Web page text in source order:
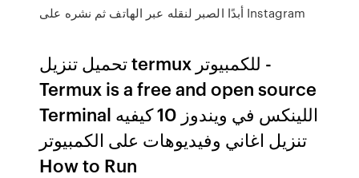
أبدًا الصبر لنقله عبر الهاتف ثم نشره على Instagram
تحميل تنزيل termux للكمبيوتر -
Termux is a free and open source
Terminal اللينكس في ويندوز 10 كيفيه
تنزيل اغاني وفيديوهات على الكمبيوتر
How to Run